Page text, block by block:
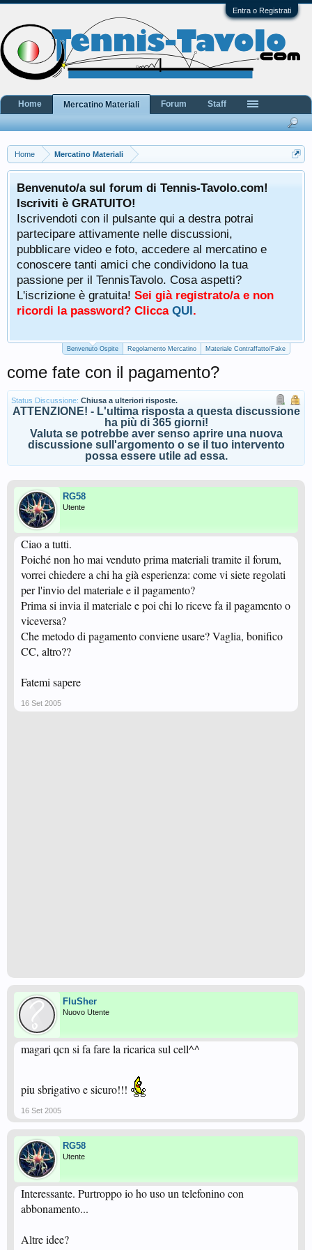
Entra o Registrati
Home Mercatino Materiali
Benvenuto/a sul forum di Tennis-Tavolo.com!
Iscriviti è GRATUITO!
Iscrivendoti con il pulsante qui a destra potrai
partecipare attivamente nelle discussioni,
pubblicare video e foto, accedere al mercatino e
conoscere tanti amici che condividono la tua
passione per il TennisTavolo. Cosa aspetti?
L'iscrizione è gratuita! Sei già registrato/a e non
ricordi la password? Clicca QUI.
Benvenuto Ospite Regolamento Mercatino Materiale Contraffatto/Fake
come fate con il pagamento?
Status Discussione: Chiusa a ulteriori risposte.
ATTENZIONE! - L'ultima risposta a questa discussione
ha più di 365 giorni!
Valuta se potrebbe aver senso aprire una nuova
discussione sull'argomento o se il tuo intervento
possa essere utile ad essa.
RG58
Utente
Ciao a tutti.
Poiché non ho mai venduto prima materiali tramite il forum,
vorrei chiedere a chi ha già esperienza: come vi siete regolati
per l'invio del materiale e il pagamento?
Prima si invia il materiale e poi chi lo riceve fa il pagamento o
viceversa?
Che metodo di pagamento conviene usare? Vaglia, bonifico
CC, altro??
Fatemi sapere
16 Set 2005
FluSher
Nuovo Utente
magari qcn si fa fare la ricarica sul cell^^
piu sbrigativo e sicuro!!!
16 Set 2005
RG58
Utente
Interessante. Purtroppo io ho uso un telefonino con
abbonamento...
Altre idee?
Home Mercatino Materiali Forum Staff